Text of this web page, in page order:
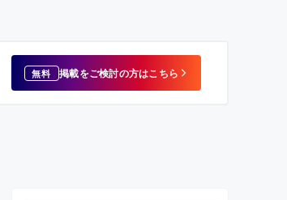
無料 掲載をご検討の方はこちら